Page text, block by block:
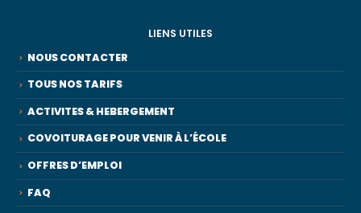
LIENS UTILES
NOUS CONTACTER
TOUS NOS TARIFS
ACTIVITES & HEBERGEMENT
COVOITURAGE POUR VENIR À L’ÉCOLE
OFFRES D’EMPLOI
FAQ